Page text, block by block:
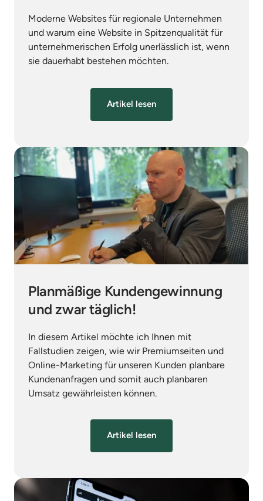
Moderne Websites für regionale Unternehmen
und warum eine Website in Spitzenqualität für
unternehmerischen Erfolg unerlässlich ist, wenn
sie dauerhabt bestehen möchten.
Artikel lesen
Planmäßige Kundengewinnung
und zwar täglich!
In diesem Artikel möchte ich Ihnen mit
Fallstudien zeigen, wie wir Premiumseiten und
Online-Marketing für unseren Kunden planbare
Kundenanfragen und somit auch planbaren
Umsatz gewährleisten können.
Artikel lesen